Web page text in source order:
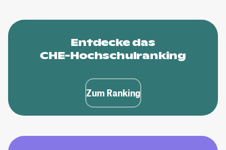
Entdecke das
CHE-Hochschulranking
Zum Ranking